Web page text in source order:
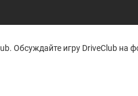
Обсуждайте игру DriveClub на